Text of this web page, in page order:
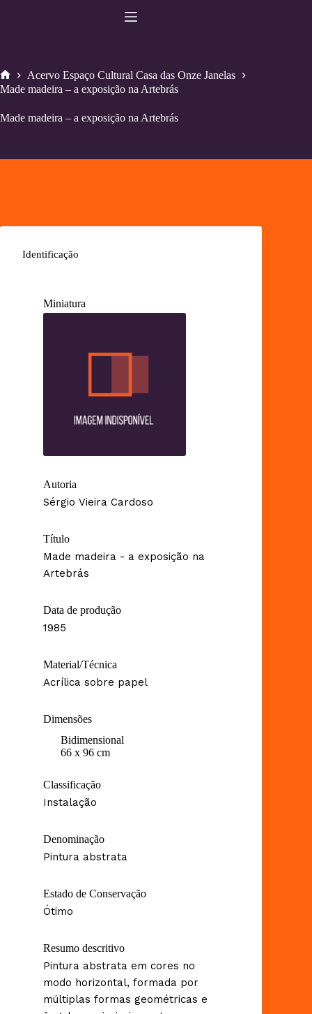
Home
Acervo Espaço Cultural Casa das Onze Janelas
Made madeira – a exposição na Artebrás
Made madeira – a exposição na Artebrás
Identificação
Miniatura
Autoria
Sérgio Vieira Cardoso
Título
Made madeira - a exposição na
Artebrás
Data de produção
1985
Material/Técnica
Acrílica sobre papel
Dimensões
Bidimensional
66 x 96 cm
Classificação
Instalação
Denominação
Pintura abstrata
Estado de Conservação
Ótimo
Resumo descritivo
Pintura abstrata em cores no
modo horizontal, formada por
múltiplas formas geométricas e